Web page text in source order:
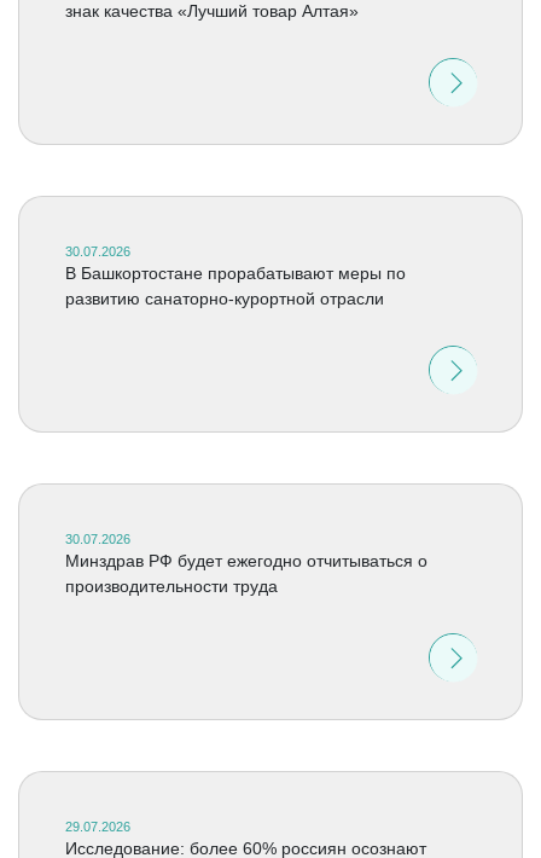
знак качества «Лучший товар Алтая»
30.07.2026
В Башкортостане прорабатывают меры по
развитию санаторно-курортной отрасли
30.07.2026
Минздрав РФ будет ежегодно отчитываться о
производительности труда
29.07.2026
Исследование: более 60% россиян осознают